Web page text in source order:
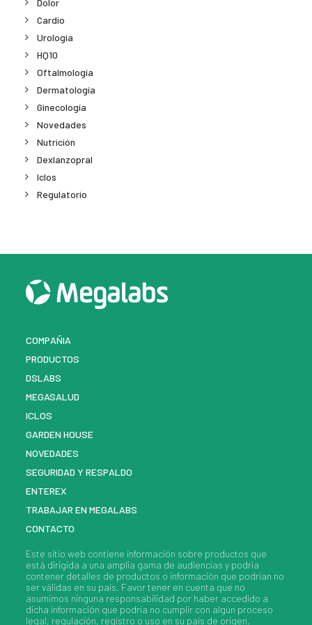
Dolor
Cardio
Urología
HQ10
Oftalmología
Dermatología
Ginecología
Novedades
Nutrición
Dexlanzopral
Iclos
Regulatorio
COMPAÑIA
PRODUCTOS
DSLABS
MEGASALUD
ICLOS
GARDEN HOUSE
NOVEDADES
SEGURIDAD Y RESPALDO
ENTEREX
TRABAJAR EN MEGALABS
CONTACTO
Este sitio web contiene información sobre productos que
está dirigida a una amplia gama de audiencias y podría
contener detalles de productos o información que podrían no
ser válidas en su país. Favor tener en cuenta que no
asumimos ninguna responsabilidad por haber accedido a
dicha información que podría no cumplir con algún proceso
legal, regulación, registro o uso en su país de origen.